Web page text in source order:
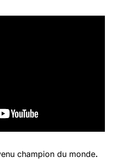
champion du monde.